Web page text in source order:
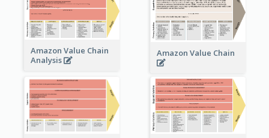
Amazon Value Chain
Analysis
Amazon Value Chain